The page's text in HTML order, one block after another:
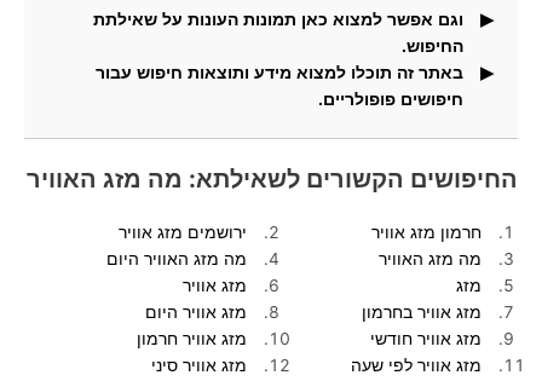
וגם אפשר למצוא כאן תמונות העונות על שאילתת
החיפוש.
אילו תוצאות חיפוש נוספים ניתן למצוא כאן עבור השאילתא
מה מזג האוויר?
באתר זה תוכלו למצוא מידע ותוצאות חיפוש עבור
חיפושים פופולריים.
החיפושים הקשורים לשאילתא: מה מזג האוויר
חרמון מזג אוויר
ירושמים מזג אוויר
מה מזג האוויר
מה מזג האוויר היום
מזג
מזג אוויר
מזג אוויר בחרמון
מזג אוויר היום
מזג אוויר חודשי
מזג אוויר חרמון
מזג אוויר לפי שעה
מזג אוויר סיני